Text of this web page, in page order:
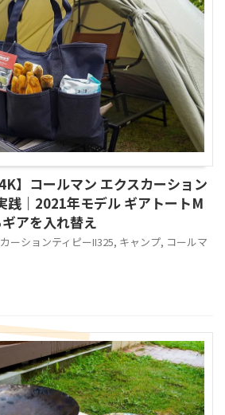
】コールマン エクスカーション
践｜2021年モデル ギアトートM
アを入れ替え
ーションティピーII325, キャンプ, コールマ